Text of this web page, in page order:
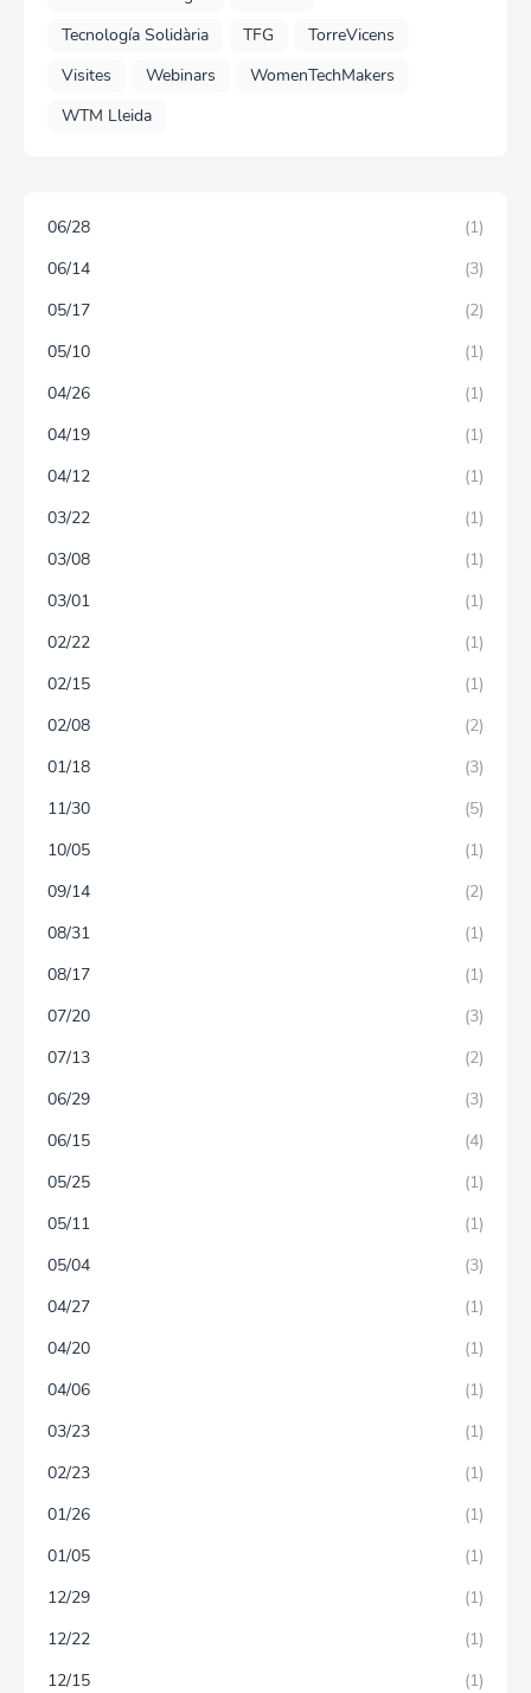
Tecnología Solidària
TFG
TorreVicens
Visites
Webinars
WomenTechMakers
WTM Lleida
06/28
(1)
06/14
(3)
05/17
(2)
05/10
(1)
04/26
(1)
04/19
(1)
04/12
(1)
03/22
(1)
03/08
(1)
03/01
(1)
02/22
(1)
02/15
(1)
02/08
(2)
01/18
(3)
11/30
(5)
10/05
(1)
09/14
(2)
08/31
(1)
08/17
(1)
07/20
(3)
07/13
(2)
06/29
(3)
06/15
(4)
05/25
(1)
05/11
(1)
05/04
(3)
04/27
(1)
04/20
(1)
04/06
(1)
03/23
(1)
02/23
(1)
01/26
(1)
01/05
(1)
12/29
(1)
12/22
(1)
12/15
(1)